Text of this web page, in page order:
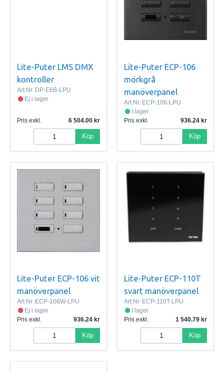
Lite-Puter LMS DMX
kontroller
Art.Nr. DP-E6B-LPU
Ej i lager
Pris exkl. 6 504.00
Köp
Lite-Puter ECP-106
mörkgrå
manöverpanel
Art.Nr. ECP-106-LPU
I lager
Pris exkl.
936.24
Köp
Lite-Puter ECP-106 vit
manöverpanel
Art.Nr. ECP-106W-LPU
Ej i lager
Pris exkl.
936.24
Köp
Lite-Puter ECP-110T
svart manöverpanel
Art.Nr. ECP-110T-LPU
I lager
Pris exkl.
1 540.79
Köp